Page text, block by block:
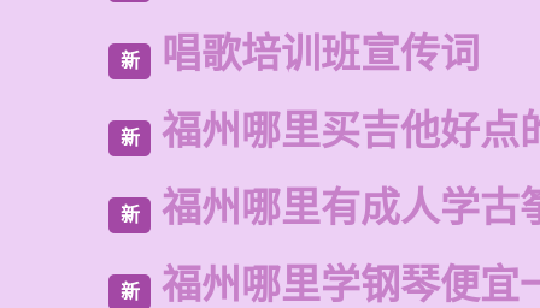
新 唱歌培训班宣传词
新 福州哪里买吉他好点
新 福州哪里有成人学古
新 福州哪里学钢琴便宜